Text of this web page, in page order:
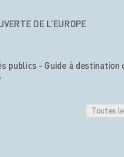
DE L’EUROPE
publics - Guide à destination
Toutes